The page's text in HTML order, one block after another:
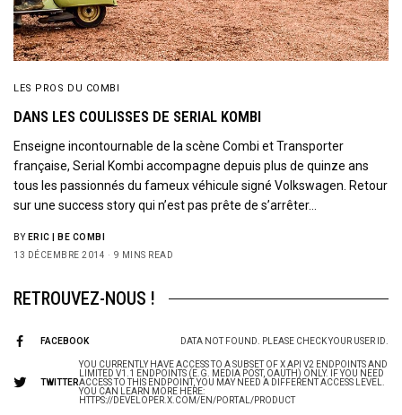
LES PROS DU COMBI
DANS LES COULISSES DE SERIAL KOMBI
Enseigne incontournable de la scène Combi et Transporter
française, Serial Kombi accompagne depuis plus de quinze ans
tous les passionnés du fameux véhicule signé Volkswagen. Retour
sur une success story qui n’est pas prête de s’arrêter…
BY ERIC | BE COMBI
13 DÉCEMBRE 2014
9 MINS READ
RETROUVEZ-NOUS !
FACEBOOK DATA NOT FOUND. PLEASE CHECK YOUR USER ID.
TWITTER
YOU CURRENTLY HAVE ACCESS TO A SUBSET OF X API V2 ENDPOINTS AND
LIMITED V1.1 ENDPOINTS (E.G. MEDIA POST, OAUTH) ONLY. IF YOU NEED
ACCESS TO THIS ENDPOINT, YOU MAY NEED A DIFFERENT ACCESS LEVEL.
YOU CAN LEARN MORE HERE:
HTTPS://DEVELOPER.X.COM/EN/PORTAL/PRODUCT